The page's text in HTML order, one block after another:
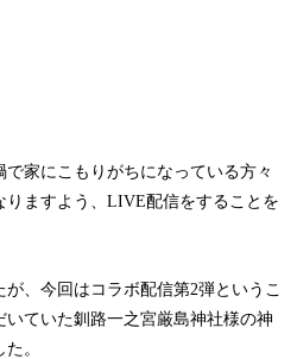
家にこもりがちになっている方々
ますよう、LIVE配信をすることを
、今回はコラボ配信第2弾というこ
ていた釧路一之宮厳島神社様の神
。